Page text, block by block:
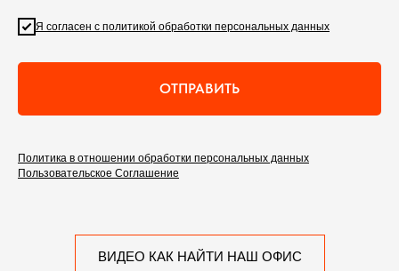
Я согласен с политикой обработки персональных данных
ОТПРАВИТЬ
Политика в отношении обработки персональных данных
Пользовательское Соглашение
ВИДЕО КАК НАЙТИ НАШ ОФИС